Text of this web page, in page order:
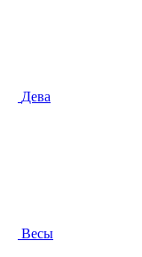
Дева
Весы